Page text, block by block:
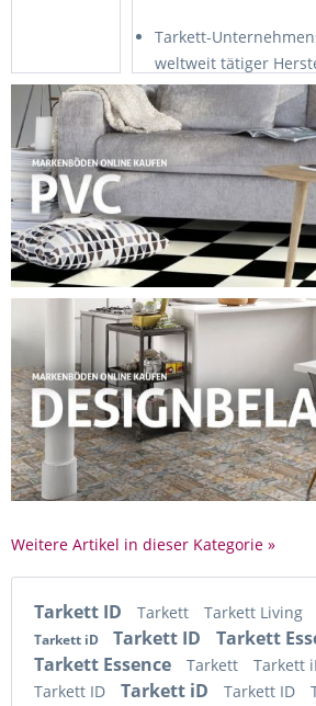
Tarkett-
weltweit tätiger
Bodenbelägen aller
Der europäische
produziert elastische
und Laminatböden,
Sportböden und
Alle Produkte von
Bodenversand24
Weitere Artikel in dieser Kategorie »
Tarkett ID Tarkett Tarkett Living
Tarkett iD Tarkett ID Tarkett
Tarkett Essence Tarkett Tarkett
Tarkett ID Tarkett iD Tarkett ID